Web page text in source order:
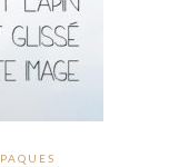
PAQUES